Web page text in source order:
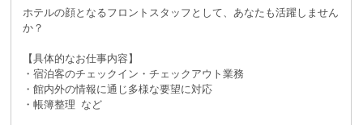
ホテルの顔となるフロントスタッフとして、あなたも活躍しません
か？
【具体的なお仕事内容】
・宿泊客のチェックイン・チェックアウト業務
・館内外の情報に通じ多様な要望に対応
・帳簿整理 など